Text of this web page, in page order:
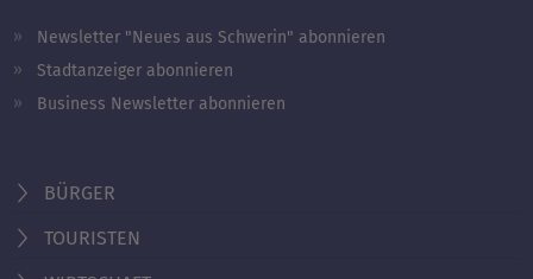
Newsletter "Neues aus Schwerin" abonnieren
Stadtanzeiger abonnieren
Business Newsletter abonnieren
BÜRGER
TOURISTEN